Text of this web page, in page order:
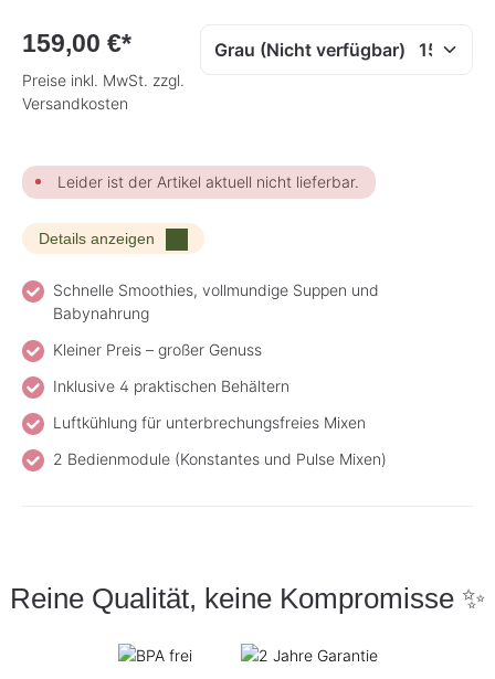
159,00 €*
Preise inkl. MwSt. zzgl.
Versandkosten
Leider ist der Artikel aktuell nicht lieferbar.
Details anzeigen
Schnelle Smoothies, vollmundige Suppen und
Babynahrung
Kleiner Preis – großer Genuss
Inklusive 4 praktischen Behältern
Luftkühlung für unterbrechungsfreies Mixen
2 Bedienmodule (Konstantes und Pulse Mixen)
Reine Qualität, keine Kompromisse ✨